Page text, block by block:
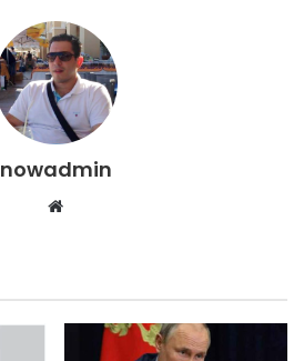
nowadmin
Website